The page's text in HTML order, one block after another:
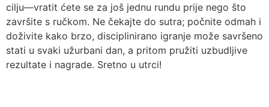
cilju—vratit ćete se za još jednu rundu prije nego što
završite s ručkom. Ne čekajte do sutra; počnite odmah i
doživite kako brzo, disciplinirano igranje može savršeno
stati u svaki užurbani dan, a pritom pružiti uzbudljive
rezultate i nagrade. Sretno u utrci!